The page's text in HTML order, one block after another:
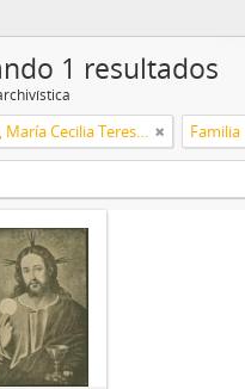
1 resultados
Xalambrí Laguardia, María Cecilia Teresita Familia